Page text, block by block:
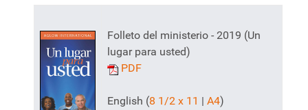
Folleto del ministerio - 2019 (Un
lugar para usted)
PDF
English (8 1/2 x 11 | A4)